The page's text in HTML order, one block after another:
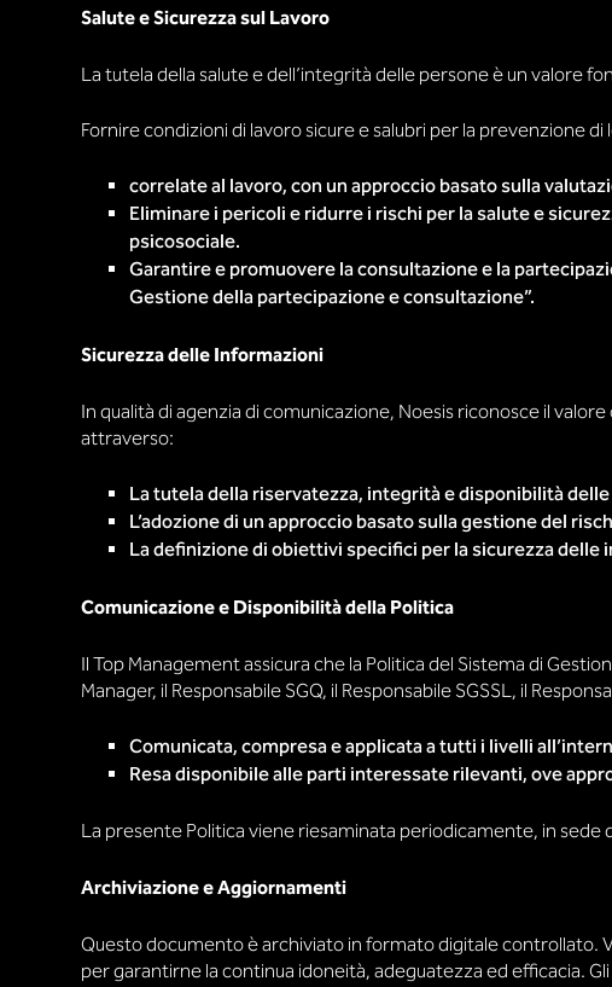
Salute e Sicurezza sul Lavoro
La tutela della salute e dell’integrità delle persone è un valore
Fornire condizioni di lavoro sicure e salubri per la prevenzione
correlate al lavoro, con un approccio basato sulla
Eliminare i pericoli e ridurre i rischi per la salute e
psicosociale.
Garantire e promuovere la consultazione e la
Gestione della partecipazione e consultazione”.
Sicurezza delle Informazioni
In qualità di agenzia di comunicazione, Noesis riconosce il
attraverso:
La tutela della riservatezza, integrità e disponibilità
L’adozione di un approccio basato sulla gestione del
La definizione di obiettivi specifici per la sicurezza delle
Comunicazione e Disponibilità della Politica
Il Top Management assicura che la Politica del Sistema di
Manager, il Responsabile SGQ, il Responsabile SGSSL, il
Comunicata, compresa e applicata a tutti i livelli
Resa disponibile alle parti interessate rilevanti, ove
La presente Politica viene riesaminata periodicamente, in sede
Archiviazione e Aggiornamenti
Questo documento è archiviato in formato digitale controllato.
per garantirne la continua idoneità, adeguatezza ed efficacia.